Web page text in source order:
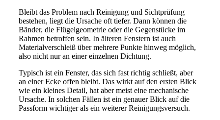
Bleibt das Problem nach Reinigung und Sichtprüfung
bestehen, liegt die Ursache oft tiefer. Dann können die
Bänder, die Flügelgeometrie oder die Gegenstücke im
Rahmen betroffen sein. In älteren Fenstern ist auch
Materialverschleiß über mehrere Punkte hinweg möglich,
also nicht nur an einer einzelnen Dichtung.
Typisch ist ein Fenster, das sich fast richtig schließt, aber
an einer Ecke offen bleibt. Das wirkt auf den ersten Blick
wie ein kleines Detail, hat aber meist eine mechanische
Ursache. In solchen Fällen ist ein genauer Blick auf die
Passform wichtiger als ein weiterer Reinigungsversuch.